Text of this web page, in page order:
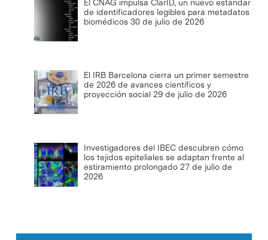
El CNAG impulsa ClarID, un nuevo estándar
de identificadores legibles para metadatos
biomédicos 30 de julio de 2026
El IRB Barcelona cierra un primer semestre
de 2026 de avances científicos y
proyección social 29 de julio de 2026
Investigadores del IBEC descubren cómo
los tejidos epiteliales se adaptan frente al
estiramiento prolongado 27 de julio de
2026